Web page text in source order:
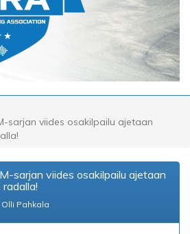
sarjan viides osakilpailu ajetaan
sarjan viides osakilpailu ajetaan
Olli Pahkala